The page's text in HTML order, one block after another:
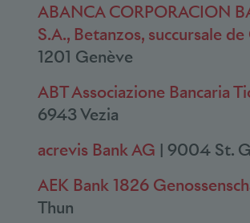
ABANCA CORPORACION
S.A., Betanzos, succursale
1201 Genève
ABT Associazione Bancaria
6943 Vezia
acrevis Bank AG | 9004 St.
AEK Bank 1826
Thun